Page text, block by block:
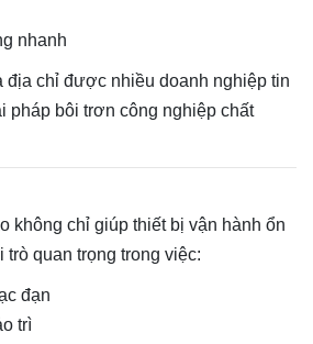
nhanh
địa chỉ được nhiều doanh nghiệp tin
pháp bôi trơn công nghiệp chất
không chỉ giúp thiết bị vận hành ổn
trò quan trọng trong việc:
đạn
trì